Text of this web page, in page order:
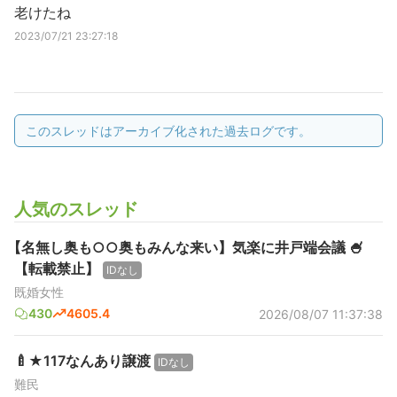
老けたね
2023/07/21 23:27:18
このスレッドはアーカイブ化された過去ログです。
人気のスレッド
【名無し奥も○○奥もみんな来い】気楽に井戸端会議 🍧
【転載禁止】
IDなし
既婚女性
430
4605.4 2026/08/07 11:37:38
🍼★117なんあり譲渡 IDなし
難民